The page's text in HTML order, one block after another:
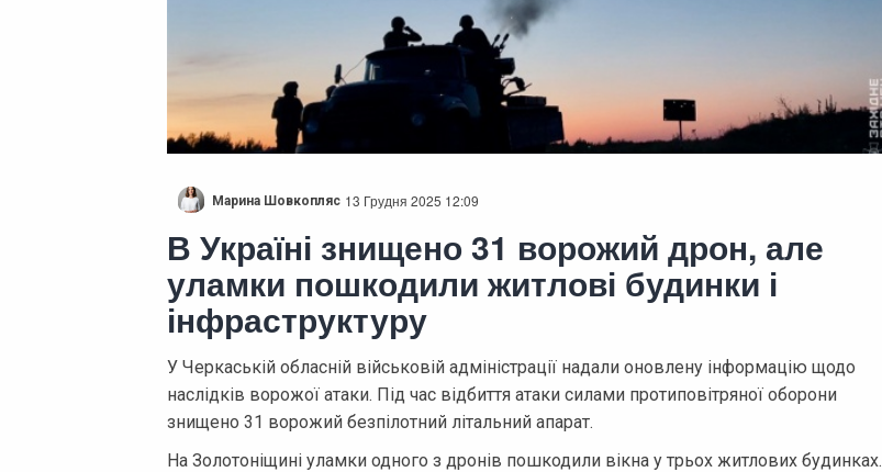
Марина Шовкопляс 13 Грудня 2025 12:09
В Україні знищено 31 ворожий дрон, але
уламки пошкодили житлові будинки і
інфраструктуру
У Черкаській обласній військовій адміністрації надали оновлену інформацію щодо
наслідків ворожої атаки. Під час відбиття атаки силами протиповітряної оборони
знищено 31 ворожий безпілотний літальний апарат.
На Золотоніщині уламки одного з дронів пошкодили вікна у трьох житлових будинках.